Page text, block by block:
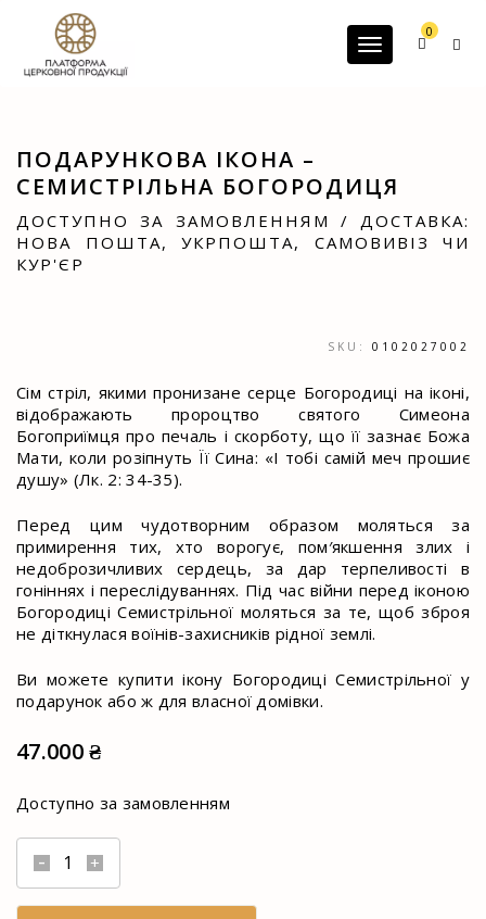
G-60JZFMNRBC
Toggle
0
ПОДАРУНКОВА ІКОНА –
СЕМИСТРІЛЬНА БОГОРОДИЦЯ
ДОСТУПНО ЗА ЗАМОВЛЕННЯМ / ДОСТАВКА:
НОВА ПОШТА, УКРПОШТА, САМОВИВІЗ ЧИ
КУР'ЄР
SKU: 0102027002
Сім стріл, якими пронизане серце Богородиці на іконі,
відображають пророцтво святого Симеона
Богоприїмця про печаль і скорботу, що її зазнає Божа
Мати, коли розіпнуть Її Сина: «І тобі самій меч прошиє
душу» (Лк. 2: 34-35).
Перед цим чудотворним образом моляться за
примирення тих, хто ворогує, пом′якшення злих і
недоброзичливих сердець, за дар терпеливості в
гоніннях і переслідуваннях. Під час війни перед іконою
Богородиці Семистрільної моляться за те, щоб зброя
не діткнулася воїнів-захисників рідної землі.
Ви можете купити ікону Богородиці Семистрільної у
подарунок або ж для власної домівки.
47.000₴
Доступно за замовленням
Подарункова
ікона